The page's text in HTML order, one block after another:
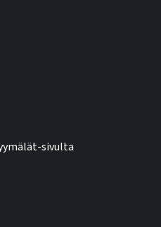
sivulta